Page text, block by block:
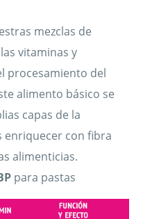
mezclas de
vitaminas y
procesamiento del
alimento básico se
capas de la
enriquecer con fibra
alimenticias.
para pastas